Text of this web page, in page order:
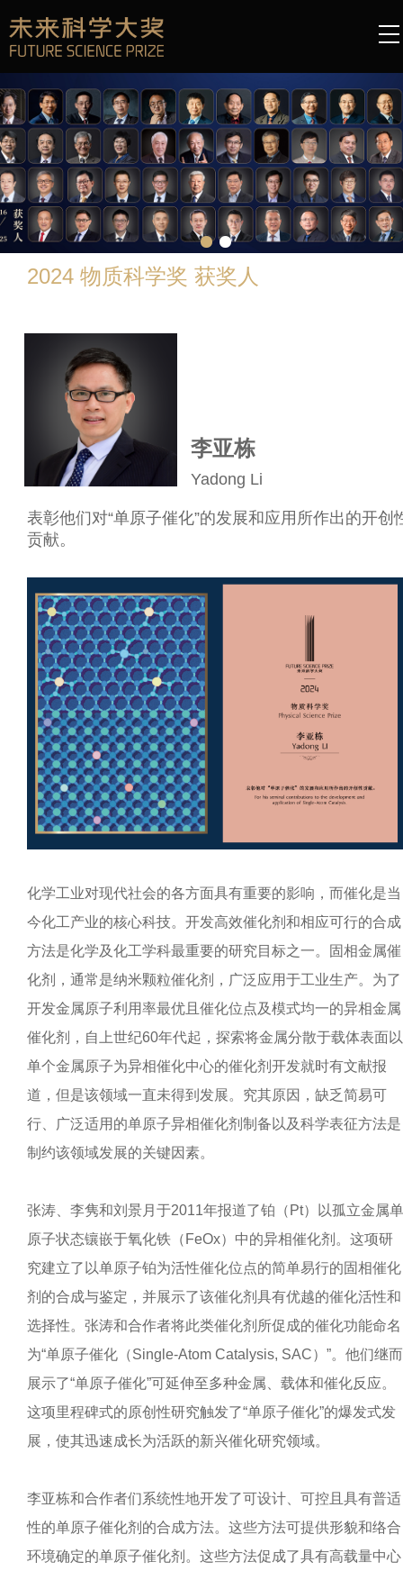
2024 物质科学奖 获奖人
李亚栋
Yadong Li
表彰他们对“单原子催化”的发展和应用所作出的开创
贡献。
化学工业对现代社会的各方面具有重要的影响，而催化是当
今化工产业的核心科技。开发高效催化剂和相应可行的合成
方法是化学及化工学科最重要的研究目标之一。固相金属催
化剂，通常是纳米颗粒催化剂，广泛应用于工业生产。为了
开发金属原子利用率最优且催化位点及模式均一的异相金属
催化剂，自上世纪60年代起，探索将金属分散于载体表面以
单个金属原子为异相催化中心的催化剂开发就时有文献报
道，但是该领域一直未得到发展。究其原因，缺乏简易可
行、广泛适用的单原子异相催化剂制备以及科学表征方法是
制约该领域发展的关键因素。
张涛、李隽和刘景月于2011年报道了铂（Pt）以孤立金属单
原子状态镶嵌于氧化铁（FeOx）中的异相催化剂。这项研
究建立了以单原子铂为活性催化位点的简单易行的固相催化
剂的合成与鉴定，并展示了该催化剂具有优越的催化活性和
选择性。张涛和合作者将此类催化剂所促成的催化功能命名
为“单原子催化（Single-Atom Catalysis, SAC）”。他们继而
展示了“单原子催化”可延伸至多种金属、载体和催化反应。
这项里程碑式的原创性研究触发了“单原子催化”的爆发式发
展，使其迅速成长为活跃的新兴催化研究领域。
李亚栋和合作者们系统性地开发了可设计、可控且具有普适
性的单原子催化剂的合成方法。这些方法可提供形貌和络合
环境确定的单原子催化剂。这些方法促成了具有高载量中心